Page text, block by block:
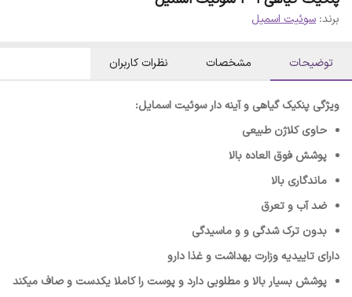
برند: سوئیت اسمیل
توضیحات مشخصات نظرات کاربران
ویژگی پنکیک گیاهی و آینه دار سوئیت اسمایل:
حاوی کلاژن طبیعی
پوشش فوق العاده بالا
ماندگاری بالا
ضد آب و تعرق
بدون ترک شدگی و و ماسیدگی
دارای تاییدیه وزارت بهداشت و غذا دارو
پوشش بسیار بالا و مطلوبی دارد و پوست را کاملا یکدست و صاف میکند